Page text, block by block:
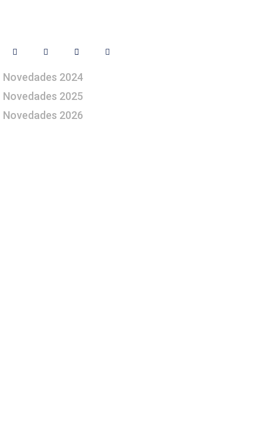
Novedades 2024
Novedades 2025
Novedades 2026